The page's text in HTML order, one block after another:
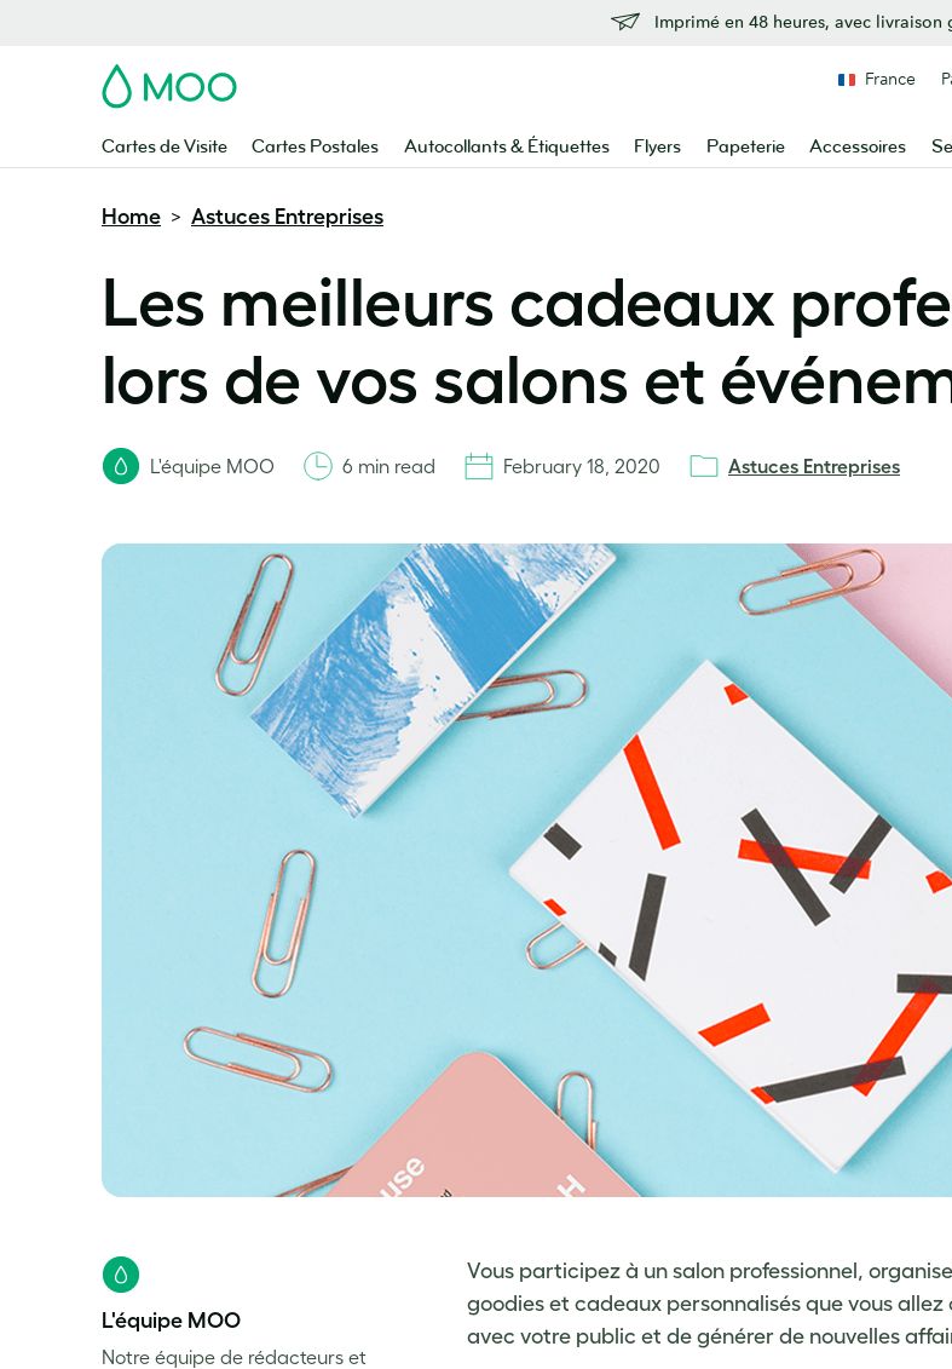
Imprimé en 48 heures, avec livraison
MOO
Cartes de Visite Cartes Postales Autocollants & Étiquettes Flyers Papeterie Accessoires
France
Home > Astuces Entreprises
Les meilleurs cadeaux
lors de vos salons et
L'équipe MOO 6 min read February 18, 2020 Astuces Entreprises
Vous participez à un salon professionnel,
goodies et cadeaux personnalisés que vous
avec votre public et de générer de nouvelles
L'équipe MOO
Notre équipe de rédacteurs et